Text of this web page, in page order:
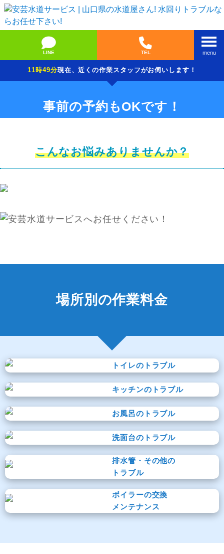
LINE TEL menu
11時49分現在、近くの作業スタッフがお伺いします！
事前の予約もOKです！
こんなお悩みありませんか？
場所別の作業料金
トイレのトラブル
キッチンのトラブル
お風呂のトラブル
洗面台のトラブル
排水管・その他の
トラブル
ボイラーの交換
メンテナンス